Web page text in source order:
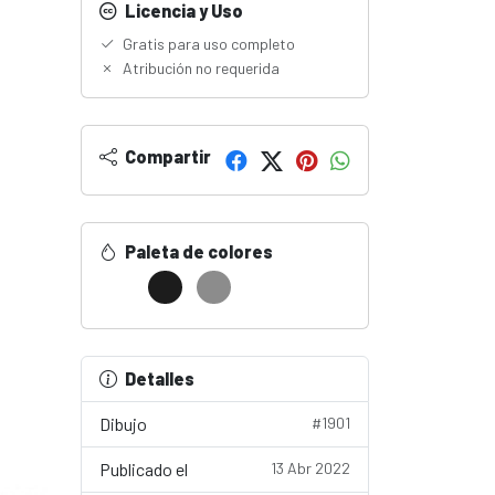
Licencia y Uso
Gratis para uso completo
Atribución no requerida
Compartir
Paleta de colores
Detalles
Dibujo #1901
Publicado el 13 Abr 2022